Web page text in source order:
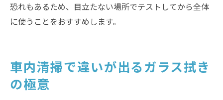
恐れもあるため、目立たない場所でテストしてから全体
に使うことをおすすめします。
車内清掃で違いが出るガラス拭き
の極意